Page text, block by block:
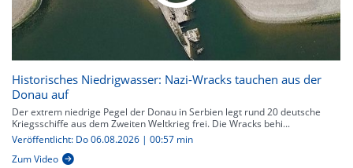
Historisches Niedrigwasser: Nazi-Wracks tauchen aus der
Donau auf
Der extrem niedrige Pegel der Donau in Serbien legt rund 20 deutsche
Kriegsschiffe aus dem Zweiten Weltkrieg frei. Die Wracks behi...
Veröffentlicht: Do 06.08.2026 | 00:57 min
Zum Video